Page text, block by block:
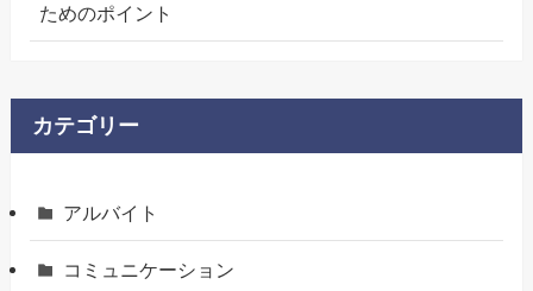
ためのポイント
カテゴリー
アルバイト
コミュニケーション